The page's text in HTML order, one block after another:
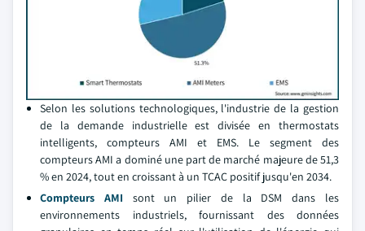
Selon les solutions technologiques, l'industrie de la gestion
de la demande industrielle est divisée en thermostats
intelligents, compteurs AMI et EMS. Le segment des
compteurs AMI a dominé une part de marché majeure de 51,3
% en 2024, tout en croissant à un TCAC positif jusqu'en 2034.
Compteurs AMI sont un pilier de la DSM dans les
environnements industriels, fournissant des données